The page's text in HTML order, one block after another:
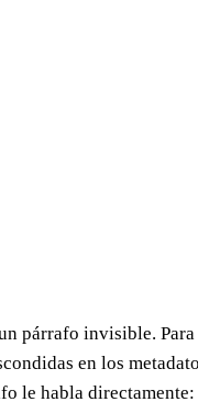
párrafo invisible.
en los
le habla